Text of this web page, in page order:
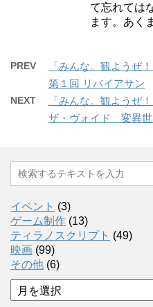
て忘れては
ます。あく
PREV
「みんな。観ようぜ
第１回 リバイアサン
NEXT
「みんな。観ようぜ
ザ・ヴォイド 変異世
イベント (3)
ゲーム制作 (13)
ティラノスクリプト (49)
映画 (99)
その他 (6)
ア
ー